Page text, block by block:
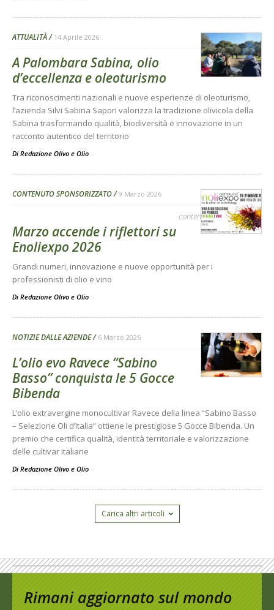
ATTUALITÀ 14 Aprile 2026
A Palombara Sabina, olio
d’eccellenza e oleoturismo
Tra riconoscimenti nazionali e nuove esperienze di oleoturismo,
l’azienda Silvi Sabina Sapori valorizza la tradizione olivicola della
Sabina trasformando qualità, biodiversità e innovazione in un
racconto autentico del territorio
Di Redazione Olivo e Olio -
CONTENUTO SPONSORIZZATO 9 Marzo 2026
contenuto sponsorizzato
Marzo accende i riflettori su
Enoliexpo 2026
Grandi numeri, innovazione e nuove opportunità per i
professionisti di olio e vino
Di Redazione Olivo e Olio -
NOTIZIE DALLE AZIENDE 6 Marzo 2026
L’olio evo Ravece “Sabino
Basso” conquista le 5 Gocce
Bibenda
L’olio extravergine monocultivar Ravece della linea “Sabino Basso
– Selezione Oli d’Italia” ottiene le prestigiose 5 Gocce Bibenda. Un
premio che certifica qualità, identità territoriale e valorizzazione
delle cultivar italiane
Di Redazione Olivo e Olio -
Carica altri articoli
Rimani aggiornato sul mondo